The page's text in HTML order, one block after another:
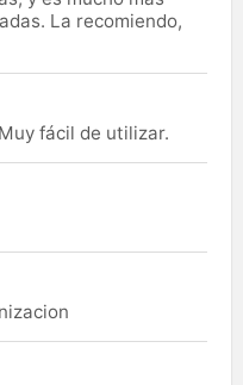
La recomiendo,
fácil de utilizar.